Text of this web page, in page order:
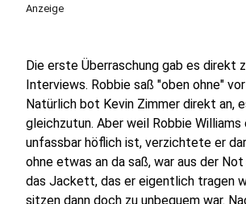
Anzeige
Die erste Überraschung gab es direkt
Interviews. Robbie saß "oben ohne"
Natürlich bot Kevin Zimmer direkt an,
gleichzutun. Aber weil Robbie Williams
unfassbar höflich ist, verzichtete er
ohne etwas an da saß, war aus der
das Jackett, das er eigentlich tragen
sitzen dann doch zu unbequem war.